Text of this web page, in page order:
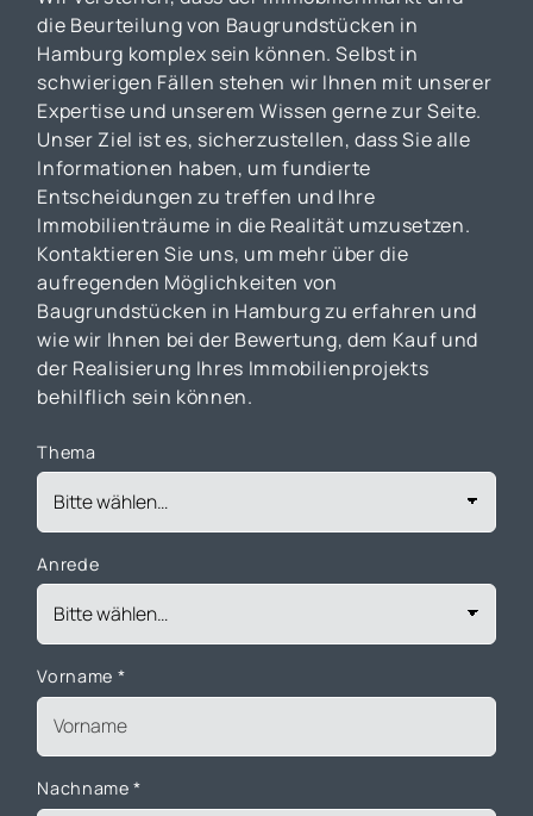
die Beurteilung von Baugrundstücken in
Hamburg komplex sein können. Selbst in
schwierigen Fällen stehen wir Ihnen mit unserer
Expertise und unserem Wissen gerne zur Seite.
Unser Ziel ist es, sicherzustellen, dass Sie alle
Informationen haben, um fundierte
Entscheidungen zu treffen und Ihre
Immobilienträume in die Realität umzusetzen.
Kontaktieren Sie uns, um mehr über die
aufregenden Möglichkeiten von
Baugrundstücken in Hamburg zu erfahren und
wie wir Ihnen bei der Bewertung, dem Kauf und
der Realisierung Ihres Immobilienprojekts
behilflich sein können.
Thema
Anrede
Vorname *
Nachname*